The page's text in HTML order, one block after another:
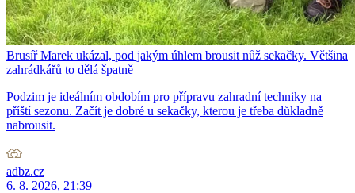
Brusíř Marek ukázal, pod jakým úhlem brousit nůž sekačky. Většina
zahrádkářů to dělá špatně
Podzim je ideálním obdobím pro přípravu zahradní techniky na
příští sezonu. Začít je dobré u sekačky, kterou je třeba důkladně
nabrousit.
adbz.cz
6. 8. 2026, 21:39